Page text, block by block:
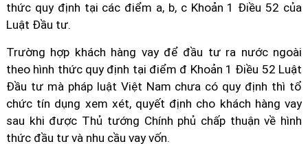
thức quy định tại các điểm a, b, c Khoản 1 Điều 52 của
Luật Đầu tư.
Trường hợp khách hàng vay để đầu tư ra nước ngoài
theo hình thức quy định tại điểm đ Khoản 1 Điều 52 Luật
Đầu tư mà pháp luật Việt Nam chưa có quy định thì tổ
chức tín dụng xem xét, quyết định cho khách hàng vay
sau khi được Thủ tướng Chính phủ chấp thuận về hình
thức đầu tư và nhu cầu vay vốn.